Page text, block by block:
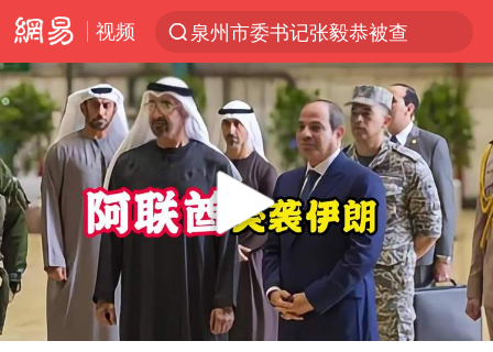
视频
泉州市委书记张毅恭被查
“电影+”如何激发千亿级消费新活力？
全球首个长时储能一体化产业园量产
台风白海豚已进入24小时警戒线
中国女篮70-67险胜尼日利亚女篮
四川宜宾市高县4.9级地震致1人死亡
名创优品回应女子吐槽内裤质量差
上海：台风白海豚或将带来龙卷风
Play
00:00 04:00